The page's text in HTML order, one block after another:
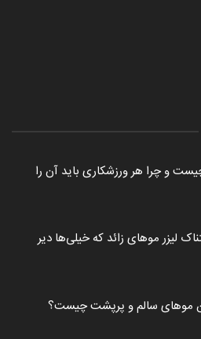
و چرا هر ورزشکاری باید آن را
لیزر موهای زائد که خیلی‌ها دیر
موهای سالم و پرپشت چیست؟